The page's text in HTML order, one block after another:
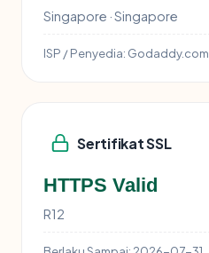
Singapore · Singapore
ISP / Penyedia: Godaddy.com
Sertifikat SSL
HTTPS Valid
R12